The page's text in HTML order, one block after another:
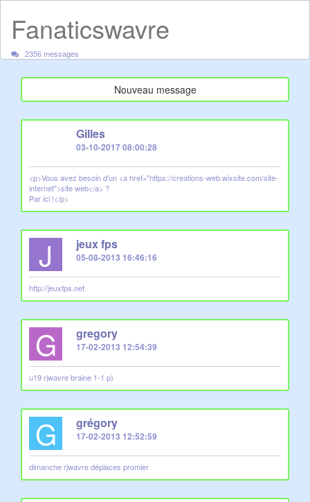
Fanaticswavre
2356 messages
Nouveau message
Gilles
03-10-2017 08:00:28
<p>Vous avez besoin d'un <a href="https://creations-web.wixsite.com/site-
internet">site web</a> ?
Par ici !</p>
J jeux fps
05-08-2013 16:46:16
http://jeuxfps.net
G gregory
17-02-2013 12:54:39
u19 rjwavre braine 1-1 p)
G grégory
17-02-2013 12:52:59
dimanche rjwavre déplaces promier